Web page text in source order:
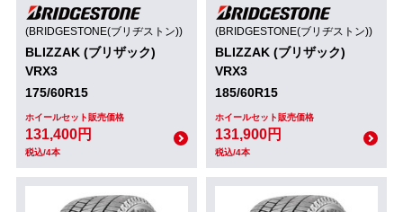
(BRIDGESTONE(ブリヂストン))
BLIZZAK (ブリザック)
VRX3
175/60R15
ホイールセット販売価格
131,400円
税込/4本
(BRIDGESTONE(ブリヂストン))
BLIZZAK (ブリザック)
VRX3
185/60R15
ホイールセット販売価格
131,900円
税込/4本